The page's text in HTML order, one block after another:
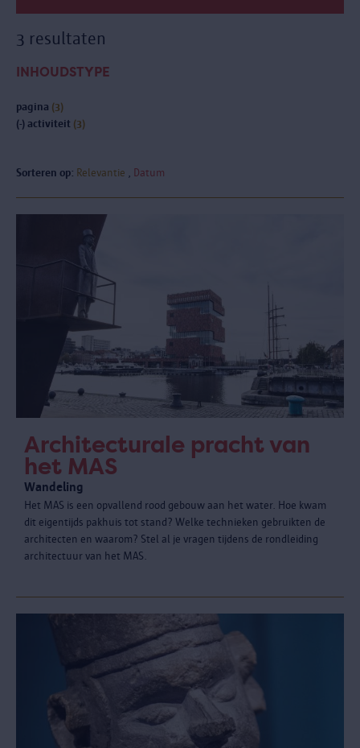
3 resultaten
INHOUDSTYPE
pagina (3)
(-) activiteit (3)
Sorteren op: Relevantie Datum
Architecturale pracht van
het MAS
Wandeling
Het MAS is een opvallend rood gebouw aan het water. Hoe kwam
dit eigentijds pakhuis tot stand? Welke technieken gebruikten de
architecten en waarom? Stel al je vragen tijdens de rondleiding
architectuur van het MAS.